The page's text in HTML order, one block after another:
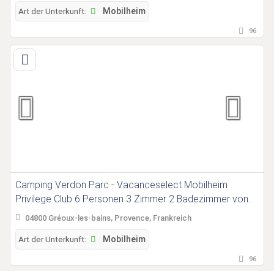
Art der Unterkunft: Mobilheim
96
Camping Verdon Parc - Vacanceselect Mobilheim
Privilege Club 6 Personen 3 Zimmer 2 Badezimmer von
Vacanceselect auf Camping Verdon Parc
04800 Gréoux-les-bains, Provence, Frankreich
Art der Unterkunft: Mobilheim
96